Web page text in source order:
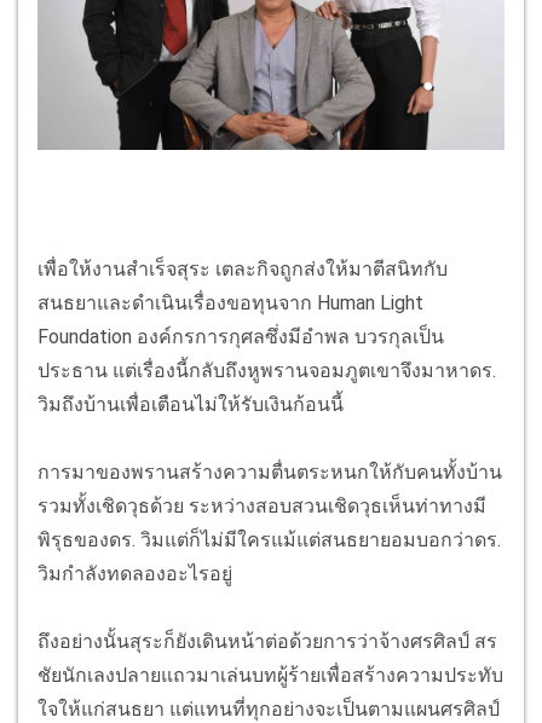
เพื่อให้งานสำเร็จสุระ เตละกิจถูกส่งให้มาตีสนิทกับ
สนธยาและดำเนินเรื่องขอทุนจาก Human Light
Foundation องค์กรการกุศลซึ่งมีอำพล บวรกุลเป็น
ประธาน แต่เรื่องนี้กลับถึงหูพรานจอมภูตเขาจึงมาหาดร.
วิมถึงบ้านเพื่อเตือนไม่ให้รับเงินก้อนนี้
การมาของพรานสร้างความตื่นตระหนกให้กับคนทั้งบ้าน
รวมทั้งเชิดวุธด้วย ระหว่างสอบสวนเชิดวุธเห็นท่าทางมี
พิรุธของดร. วิมแต่ก็ไม่มีใครแม้แต่สนธยายอมบอกว่าดร.
วิมกำลังทดลองอะไรอยู่
ถึงอย่างนั้นสุระก็ยังเดินหน้าต่อด้วยการว่าจ้างศรศิลป์ สร
ชัยนักเลงปลายแถวมาเล่นบทผู้ร้ายเพื่อสร้างความประทับ
ใจให้แก่สนธยา แต่แทนที่ทุกอย่างจะเป็นตามแผนศรศิลป์